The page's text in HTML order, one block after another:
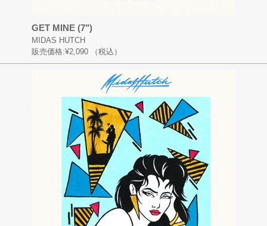
GET MINE (7")
MIDAS HUTCH
販売価格:¥2,090 （税込）